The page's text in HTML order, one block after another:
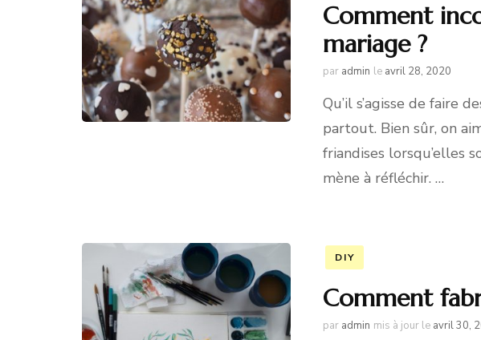
Comment
mariage ?
par admin le avril 28, 2020
Qu’il s’agisse de faire
partout. Bien sûr, on
friandises lorsqu’elles
mène à réfléchir. …
DIY
Comment
par admin mis à jour le avril 30,